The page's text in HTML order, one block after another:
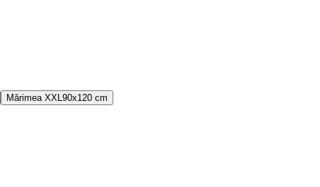
Mărimea XXL 90x120 cm